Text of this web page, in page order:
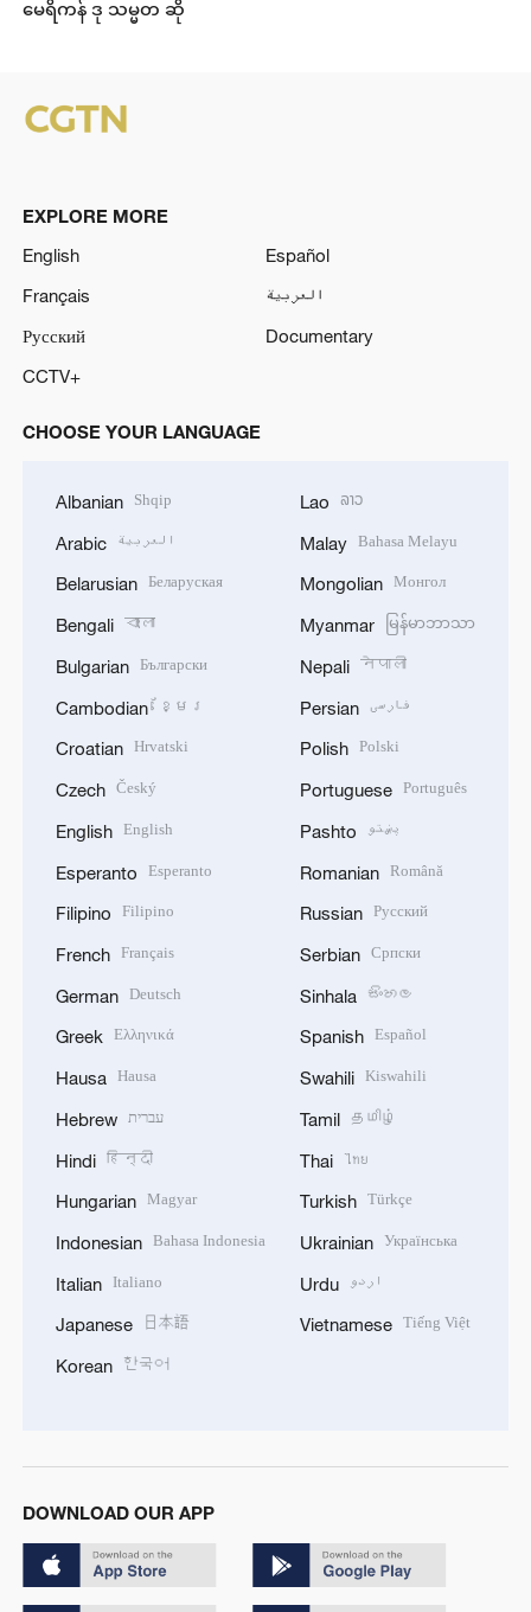
မေရိကန် ဒု သမ္မတ ဆို
EXPLORE MORE
English
Español
Français
العربية
Русский
Documentary
CCTV+
CHOOSE YOUR LANGUAGE
Albanian Shqip
Arabic العربية
Belarusian Беларуская
Bengali বাংলা
Bulgarian Български
Cambodian ខ្មែរ
Croatian Hrvatski
Czech Český
English English
Esperanto Esperanto
Filipino Filipino
French Français
German Deutsch
Greek Ελληνικά
Hausa Hausa
Hebrew עברית
Hindi हिन्दी
Hungarian Magyar
Indonesian Bahasa Indonesia
Italian Italiano
Japanese 日本語
Korean 한국어
Lao ລາວ
Malay Bahasa Melayu
Mongolian Монгол
Myanmar မြန်မာဘာသာ
Nepali नेपाली
Persian فارسی
Polish Polski
Portuguese Português
Pashto پښتو
Romanian Română
Russian Русский
Serbian Српски
Sinhala සිංහල
Spanish Español
Swahili Kiswahili
Tamil தமிழ்
Thai ไทย
Turkish Türkçe
Ukrainian Українська
Urdu اردو
Vietnamese Tiếng Việt
DOWNLOAD OUR APP